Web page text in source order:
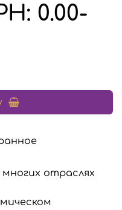
0.00-
отраслях